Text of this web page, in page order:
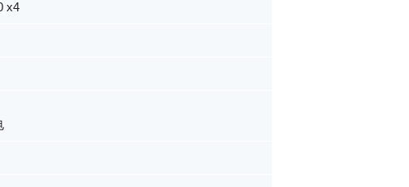
x4